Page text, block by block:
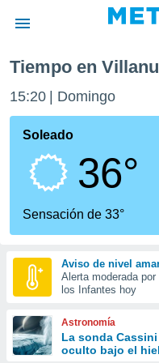
de
ha
calidad.
a este
las
y
forma
digital
basada
Tiempo en
15:20 Domingo
Soleado
36°
Sensación de 33°
Aviso de nivel
Alerta moderada
los Infantes hoy
Astronomía
La sonda
oculto bajo el